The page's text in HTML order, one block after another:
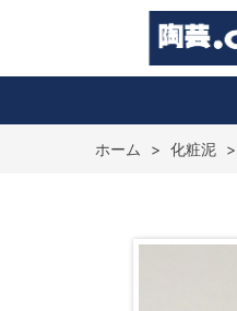
ホーム > 化粧泥 >